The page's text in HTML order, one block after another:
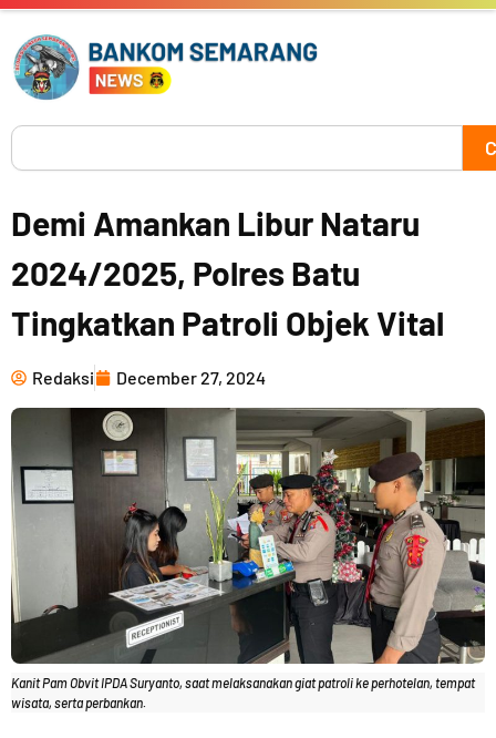
Skip
content
Search
Demi Amankan Libur Nataru
2024/2025, Polres Batu
Tingkatkan Patroli Objek Vital
Redaksi December 27, 2024
Kanit Pam Obvit IPDA Suryanto, saat melaksanakan giat patroli ke perhotelan, tempat
wisata, serta perbankan.